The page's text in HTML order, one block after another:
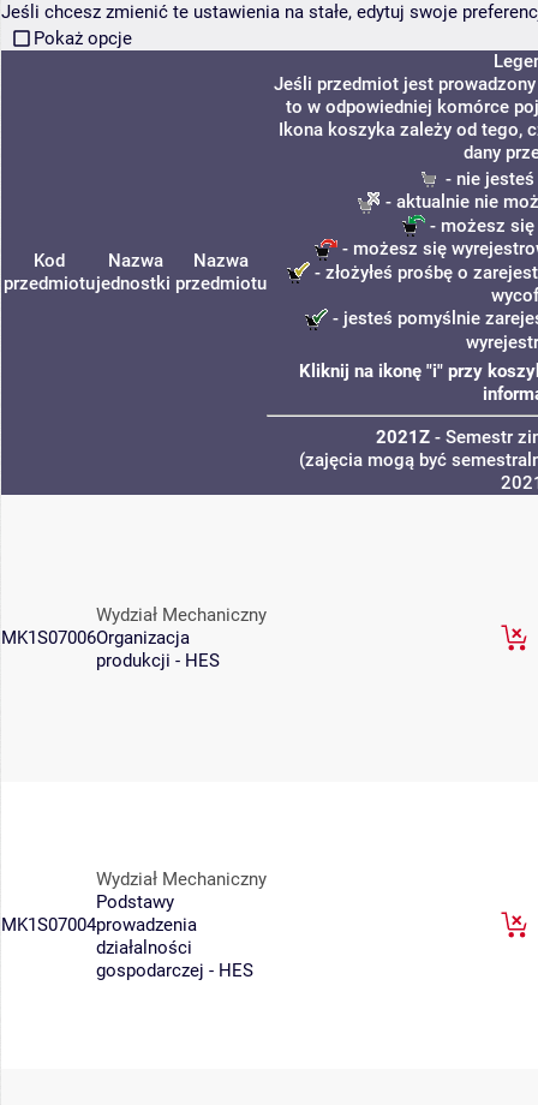
Jeśli chcesz zmienić te ustawienia na stałe, edytuj swoje
Pokaż opcje
Kod
przedmiotu
Nazwa
jednostki
Nazwa
przedmiotu
Jeśli przedmiot jest
to w odpowiedniej komórce
Ikona koszyka zależy od tego,
dany
- nie
- aktualnie nie
- możesz się
- możesz się
- złożyłeś prośbę o
- jesteś pomyślnie
Kliknij na ikonę "i" przy
2021Z - Semestr
(zajęcia mogą być
MK1S07006
Wydział Mechaniczny
Organizacja
produkcji - HES
MK1S07004
Wydział Mechaniczny
Podstawy
prowadzenia
działalności
gospodarczej - HES